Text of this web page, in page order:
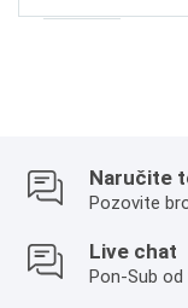
Naručite
Pozovite
Live chat
Pon-Sub